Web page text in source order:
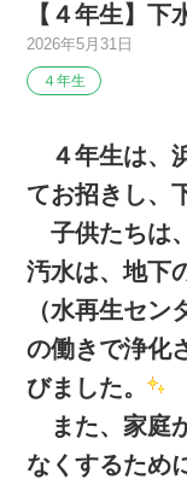
【４年生】下
2026年5月31日
４年生
４年生は、
てお招きし、
子供たちは
汚水は、地下
（水再生セ
の働きで浄化
びました。
また、家庭
なくするため